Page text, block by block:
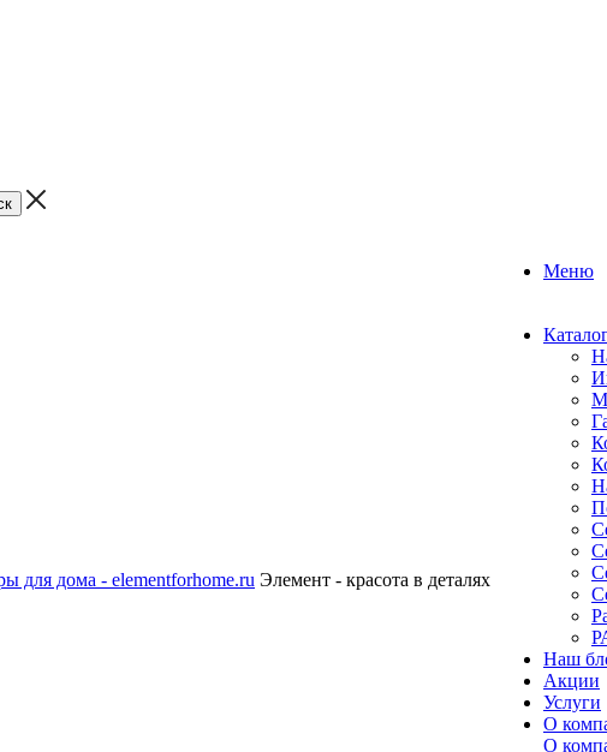
Элемент - красота в деталях
Меню
Наш
Акции
Услуги
О
О